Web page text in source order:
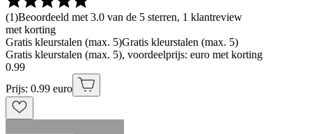
(1)Beoordeeld met 3.0 van de 5 sterren, 1 klantreview
met korting
Gratis kleurstalen (max. 5)Gratis kleurstalen (max. 5)
Gratis kleurstalen (max. 5), voordeelprijs: euro met korting
0.99
Prijs: 0.99 euro